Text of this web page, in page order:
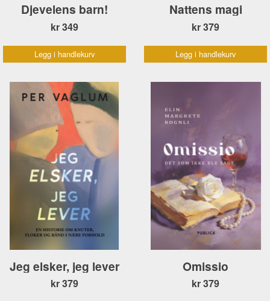
Djevelens barn!
kr 349
Legg i handlekurv
Nattens magi
kr 379
Legg i handlekurv
Jeg elsker, jeg lever
kr 379
Omissio
kr 379